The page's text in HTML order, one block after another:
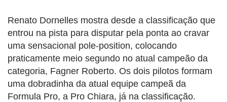
Renato Dornelles mostra desde a classificação que
entrou na pista para disputar pela ponta ao cravar
uma sensacional pole-position, colocando
praticamente meio segundo no atual campeão da
categoria, Fagner Roberto. Os dois pilotos formam
uma dobradinha da atual equipe campeã da
Formula Pro, a Pro Chiara, já na classificação.